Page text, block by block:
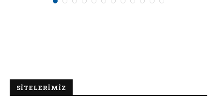
SİTELERİMİZ